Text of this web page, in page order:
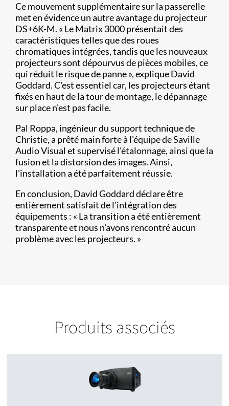
Ce mouvement supplémentaire sur la passerelle
met en évidence un autre avantage du projecteur
DS+6K-M. « Le Matrix 3000 présentait des
caractéristiques telles que des roues
chromatiques intégrées, tandis que les nouveaux
projecteurs sont dépourvus de pièces mobiles, ce
qui réduit le risque de panne », explique David
Goddard. C'est essentiel car, les projecteurs étant
fixés en haut de la tour de montage, le dépannage
sur place n'est pas facile.
Pal Roppa, ingénieur du support technique de
Christie, a prêté main forte à l'équipe de Saville
Audio Visual et supervisé l'étalonnage, ainsi que la
fusion et la distorsion des images. Ainsi,
l'installation a été parfaitement réussie.
En conclusion, David Goddard déclare être
entièrement satisfait de l'intégration des
équipements : « La transition a été entièrement
transparente et nous n'avons rencontré aucun
problème avec les projecteurs. »
Produits associés